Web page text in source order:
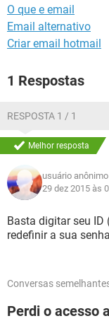
O que e email
Email alternativo
Criar email hotmail
1 Respostas
RESPOSTA 1 / 1
Melhor resposta
usuário anônimo
29 dez 2015 às
Basta digitar seu ID
redefinir a sua
Conversas
Perdi o acesso